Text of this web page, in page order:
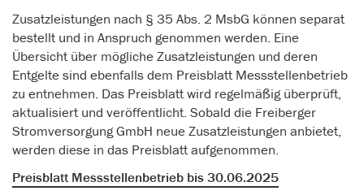
Zusatzleistungen nach § 35 Abs. 2 MsbG können separat
bestellt und in Anspruch genommen werden. Eine
Übersicht über mögliche Zusatzleistungen und deren
Entgelte sind ebenfalls dem Preisblatt Messstellenbetrieb
zu entnehmen. Das Preisblatt wird regelmäßig überprüft,
aktualisiert und veröffentlicht. Sobald die Freiberger
Stromversorgung GmbH neue Zusatzleistungen anbietet,
werden diese in das Preisblatt aufgenommen.
Preisblatt Messstellenbetrieb bis 30.06.2025